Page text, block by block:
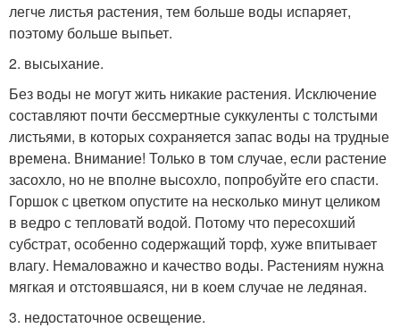
легче листья растения, тем больше воды испаряет,
поэтому больше выпьет.
2. высыхание.
Без воды не могут жить никакие растения. Исключение
составляют почти бессмертные суккуленты с толстыми
листьями, в которых сохраняется запас воды на трудные
времена. Внимание! Только в том случае, если растение
засохло, но не вполне высохло, попробуйте его спасти.
Горшок с цветком опустите на несколько минут целиком
в ведро с тепловатй водой. Потому что пересохший
субстрат, особенно содержащий торф, хуже впитывает
влагу. Немаловажно и качество воды. Растениям нужна
мягкая и отстоявшаяся, ни в коем случае не ледяная.
3. недостаточное освещение.